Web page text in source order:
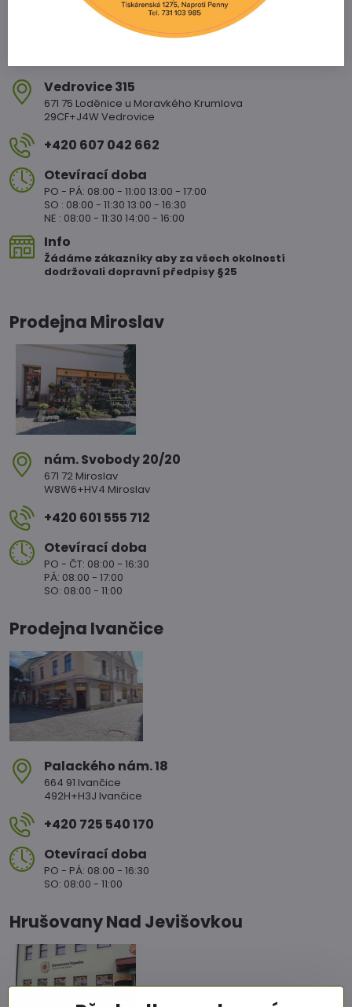
Vedrovice 315
671 75 Loděnice u Moravkého Krumlova
29CF+J4W Vedrovice
+420 607 042 662
Otevírací doba
PO - PÁ: 08:00 - 11:00 13:00 - 17:00
SO : 08:00 - 11:30 13:00 - 16:30
NE : 08:00 - 11:30 14:00 - 16:00
Info
Žádáme zákazníky aby za všech okolností
dodržovali dopravní předpisy §25
Prodejna Miroslav
nám​. Svobody 20/20
671 72 Miroslav
W8W6+HV4 Miroslav
+420 601 555 712
Otevírací doba
PO - ČT: 08:00 - 16:30
PÁ: 08:00 - 17:00
SO: 08:00 - 11:00
Prodejna Ivančice
Palackého nám​. 18
664 91 Ivančice
492H+H3J Ivančice
+420 725 540 170
Otevírací doba
PO - PÁ: 08:00 - 16:30
SO: 08:00 - 11:00
Hrušovany Nad Jevišovkou